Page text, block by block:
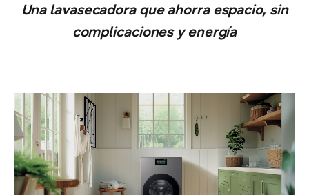
Una lavasecadora que ahorra espacio, sin
complicaciones y energía